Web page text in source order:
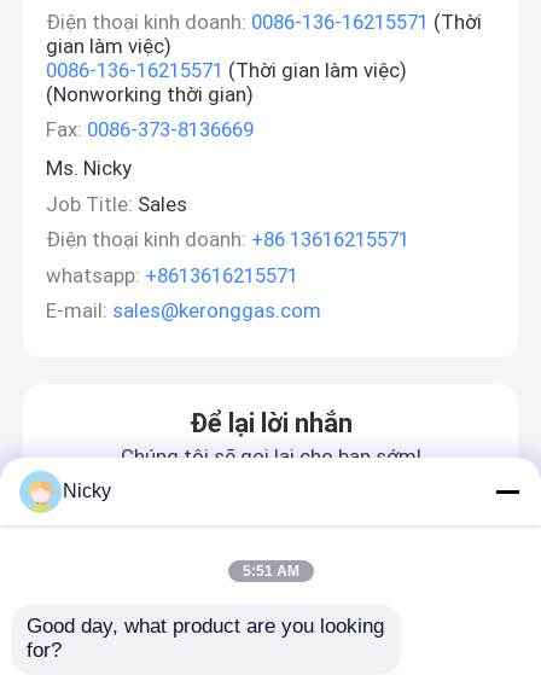
Điện thoại kinh doanh: 0086-136-16215571 (Thời
gian làm việc)
0086-136-16215571 (Thời gian làm việc)
(Nonworking thời gian)
Fax: 0086-373-8136669
Ms. Nicky
Job Title: Sales
Điện thoại kinh doanh: +86 13616215571
whatsapp: +8613616215571
E-mail: sales@keronggas.com
Để lại lời nhắn
Chúng tôi sẽ gọi lại cho bạn sớm!
Nicky
5:51 AM
Good day, what product are you looking
for?